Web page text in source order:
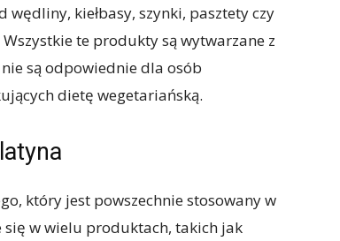
wędliny, kiełbasy, szynki, pasztety czy
Wszystkie te produkty są wytwarzane z
są odpowiednie dla osób
dietę wegetariańską.
który jest powszechnie stosowany w
w wielu produktach, takich jak